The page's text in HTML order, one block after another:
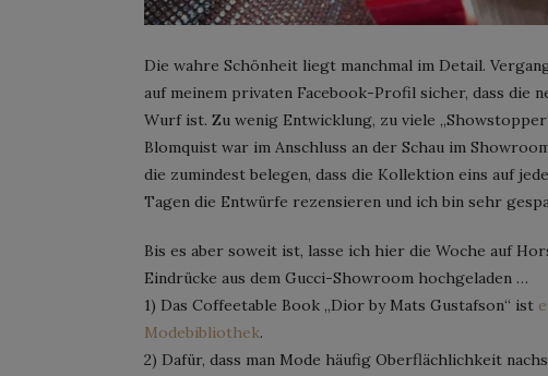
Die wahre Schönheit liegt manchmal im Detail.
auf meinem privaten Facebook-Profil sicher, dass
Wurf ist. Zu wenig Entwicklung, zu viele
Blomquist war im Anschluss an der Schau im
die zumindest belegen, dass die Kollektion eins auf
Tagen die Entwürfe rezensieren und ich bin sehr
Bis es aber soweit ist, lasse ich hier die Woche auf
Eindrücke aus dem Gucci-Showroom hochgeladen …
1) Das Coffeetable Book „Dior by Mats Gustafson“ ist
Modebibliothek.
2) Dafür, dass man Mode häufig Oberflächlichkeit